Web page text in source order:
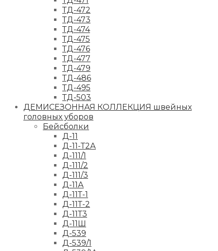
ТД-472
ТД-473
ТД-474
ТД-475
ТД-476
ТД-477
ТД-479
ТД-486
ТД-495
ТД-503
ДЕМИСЕЗОННАЯ КОЛЛЕКЦИЯ швейных
головных уборов
Бейсболки
Д-11
Д-11-Т2А
Д-111/1
Д-111/2
Д-111/3
Д-11А
Д-11Т-1
Д-11Т-2
Д-11Т3
Д-11Ш
Д-539
Д-539/1